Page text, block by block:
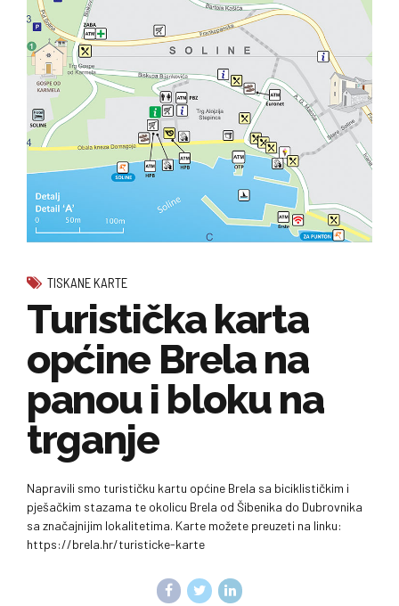
TISKANE KARTE
Turistička karta
općine Brela na
panou i bloku na
trganje
Napravili smo turističku kartu općine Brela sa biciklističkim i
pješačkim stazama te okolicu Brela od Šibenika do Dubrovnika
sa značajnijim lokalitetima. Karte možete preuzeti na linku:
https://brela.hr/turisticke-karte